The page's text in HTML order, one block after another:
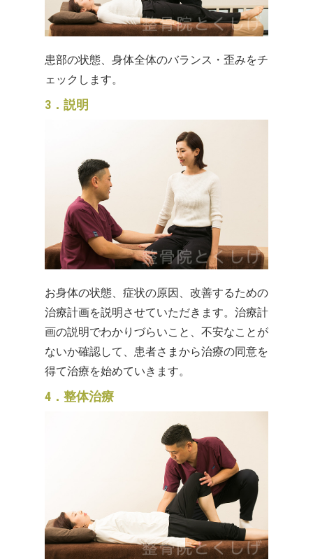
患部の状態、身体全体のバランス・歪みをチ
ェックします。
3．説明
お身体の状態、症状の原因、改善するための
治療計画を説明させていただきます。治療計
画の説明でわかりづらいこと、不安なことが
ないか確認して、患者さまから治療の同意を
得て治療を始めていきます。
4．整体治療